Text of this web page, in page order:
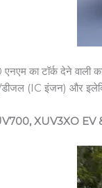
का टॉर्क देने वाली
(IC इंजन) और
XUV3XO EV